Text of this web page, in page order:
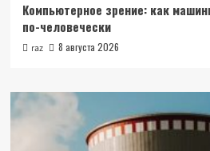
Компьютерное зрение: как
по-человечески
raz 8 августа 2026